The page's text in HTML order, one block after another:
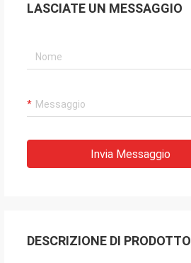
LASCIATE UN MESSAGGIO
Invia Messaggio
DESCRIZIONE DI PRODOTTO